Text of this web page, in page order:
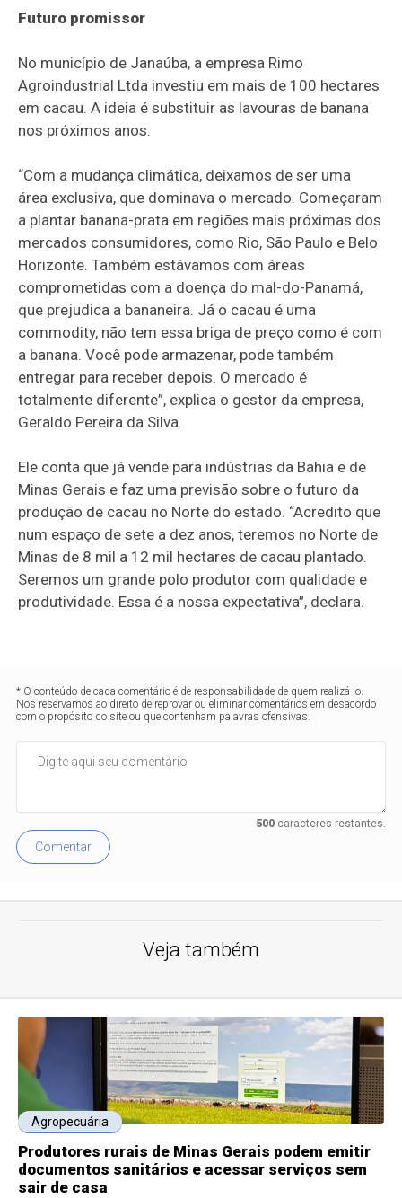
Futuro promissor
No município de Janaúba, a empresa Rimo
Agroindustrial Ltda investiu em mais de 100 hectares
em cacau. A ideia é substituir as lavouras de banana
nos próximos anos.
“Com a mudança climática, deixamos de ser uma
área exclusiva, que dominava o mercado. Começaram
a plantar banana-prata em regiões mais próximas dos
mercados consumidores, como Rio, São Paulo e Belo
Horizonte. Também estávamos com áreas
comprometidas com a doença do mal-do-Panamá,
que prejudica a bananeira. Já o cacau é uma
commodity, não tem essa briga de preço como é com
a banana. Você pode armazenar, pode também
entregar para receber depois. O mercado é
totalmente diferente”, explica o gestor da empresa,
Geraldo Pereira da Silva.
Ele conta que já vende para indústrias da Bahia e de
Minas Gerais e faz uma previsão sobre o futuro da
produção de cacau no Norte do estado. “Acredito que
num espaço de sete a dez anos, teremos no Norte de
Minas de 8 mil a 12 mil hectares de cacau plantado.
Seremos um grande polo produtor com qualidade e
produtividade. Essa é a nossa expectativa”, declara.
* O conteúdo de cada comentário é de responsabilidade de quem realizá-lo.
Nos reservamos ao direito de reprovar ou eliminar comentários em desacordo
com o propósito do site ou que contenham palavras ofensivas.
500caracteres restantes.
Comentar
Veja também
Agropecuária
Produtores rurais de Minas Gerais podem emitir
documentos sanitários e acessar serviços sem
sair de casa